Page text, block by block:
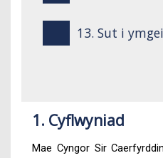
13. Sut i
1. Cyflwyniad
Mae Cyngor Sir